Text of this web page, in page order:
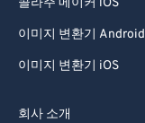
콜라주 메이커 iOS
이미지 변환기 Android
이미지 변환기 iOS
회사 소개